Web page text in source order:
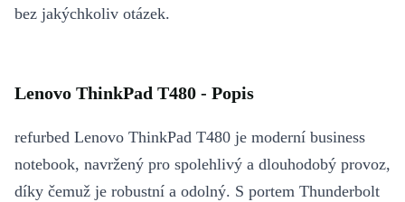
bez jakýchkoliv otázek.
Lenovo ThinkPad T480 - Popis
refurbed Lenovo ThinkPad T480 je moderní business
notebook, navržený pro spolehlivý a dlouhodobý provoz,
díky čemuž je robustní a odolný. S portem Thunderbolt